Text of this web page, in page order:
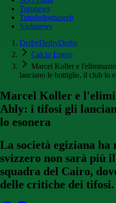
Toronews
Tuttobolognaweb
Violanews
DerbyDerbyDerby
Calcio Estero
Marcel Koller e
lanciano le bottiglie, il club lo
Marcel Koller e
Ahly: i tifosi gli
lo esonera
La società egiziana ha
svizzero non sarà più
squadra del Cairo,
delle critiche dei tifosi.